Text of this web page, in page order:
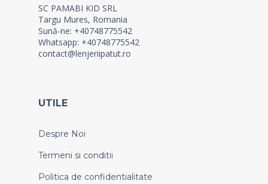
SC PAMABI KID SRL
Targu Mures, Romania
Sună-ne: +40748775542
Whatsapp: +40748775542
contact@lenjeriipatut.ro
UTILE
Despre Noi
Termeni si conditii
Politica de confidentialitate